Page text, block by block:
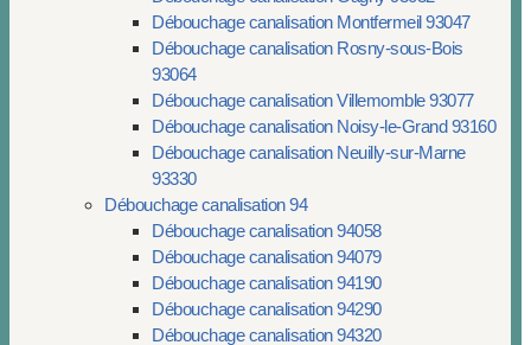
Débouchage canalisation Montfermeil 93047
Débouchage canalisation Rosny-sous-Bois
93064
Débouchage canalisation Villemomble 93077
Débouchage canalisation Noisy-le-Grand 93160
Débouchage canalisation Neuilly-sur-Marne
93330
Débouchage canalisation 94
Débouchage canalisation 94058
Débouchage canalisation 94079
Débouchage canalisation 94190
Débouchage canalisation 94290
Débouchage canalisation 94320